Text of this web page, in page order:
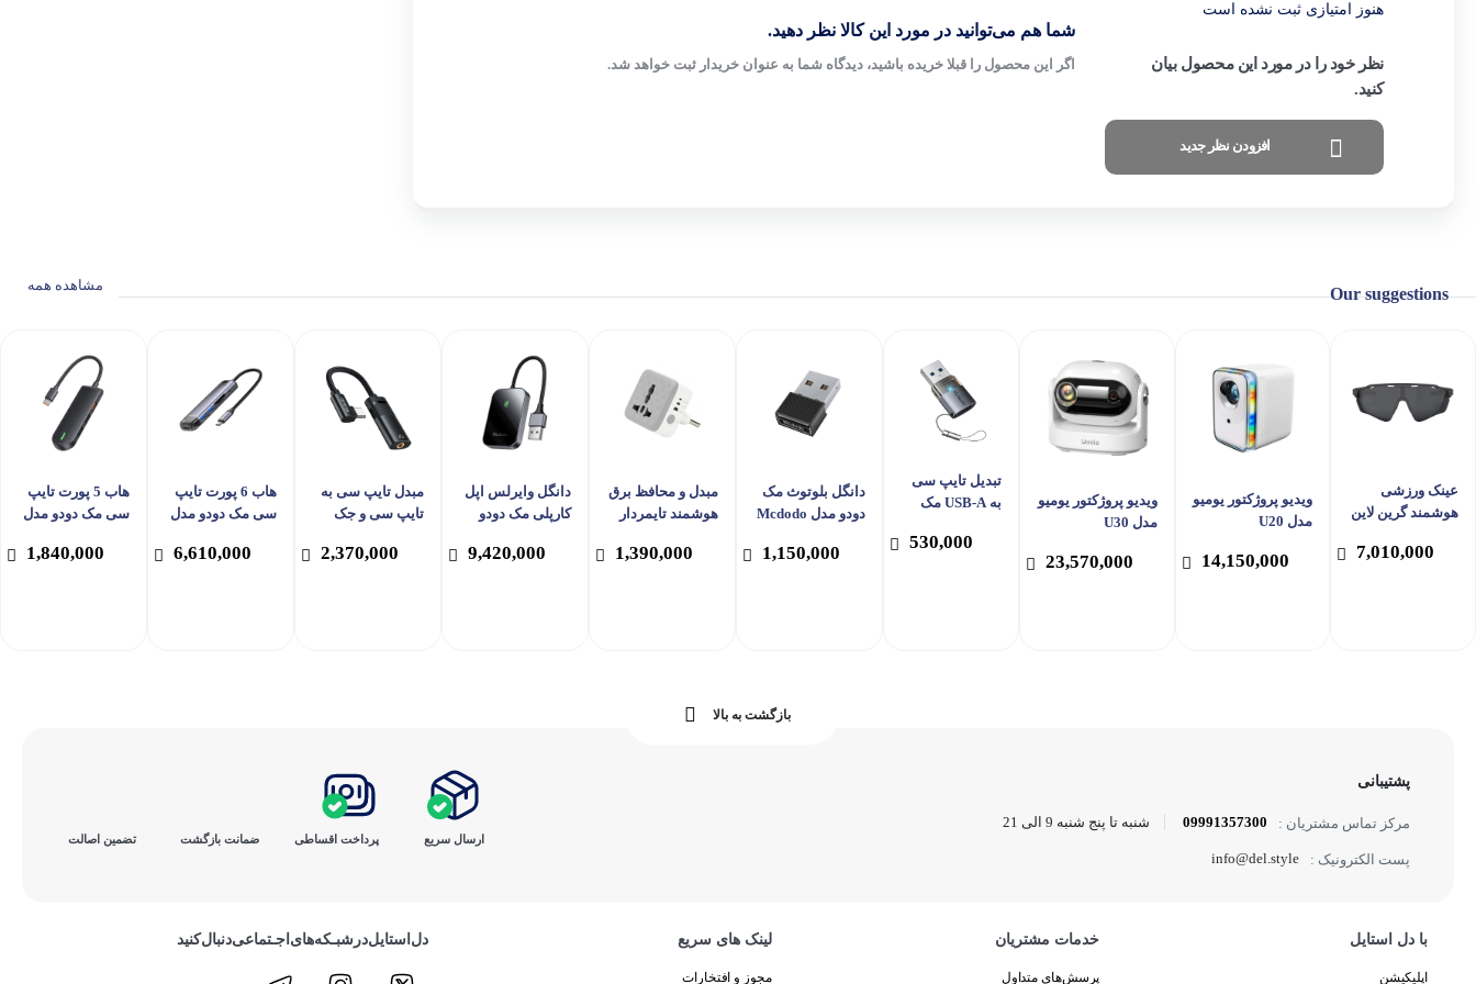
هنوز امتیازی ثبت نشده است
نظر خود را در مورد این محصول بیان
کنید.
افزودن نظر جدید
شما هم می‌توانید در مورد این کالا نظر دهید.
اگر این محصول را قبلا خریده باشید، دیدگاه شما به عنوان خریدار ثبت خواهد شد.
Our suggestions مشاهده همه
عینک ورزشی
هوشمند گرین لاین
7,010,000
ویدیو پروژکتور یومیو
مدل U20
14,150,000
ویدیو پروژکتور یومیو
مدل U30
23,570,000
تبدیل تایپ سی
به USB-A مک
Mcdodo OT-758
530,000
دانگل بلوتوث مک
دودو مدل Mcdodo
1,150,000
مبدل و محافظ برق
هوشمند تایمردار
1,390,000
دانگل وایرلس اپل
کارپلی مک دودو
9,420,000
مبدل تایپ سی به
تایپ سی و جک
مدل Mcdodo CA-
2,370,000
هاب 6 پورت تایپ
سی مک دودو مدل
6,610,000
هاب 5 پورت تایپ
سی مک دودو مدل
1,840,000
بازگشت به بالا
پشتیبانی
مرکز تماس مشتریان : 09991357300 شنبه تا پنج شنبه 9 الی 21
پست الکترونیک : info@del.style
ارسال سریع پرداخت ‌اقساطی ضمانت بازگشت تضمین اصالت
با دل استایل
اپلیکیشن
خدمات مشتریان
پرسش‌های متداول
لینک های سریع
مجوز و افتخارات
دل‌استایل‌در‌‌شبـکه‌های‌اجـتماعی‌دنبال‌کنید